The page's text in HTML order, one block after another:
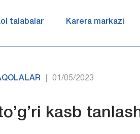
talabalar Karera markazi
01/05/2023
kasb